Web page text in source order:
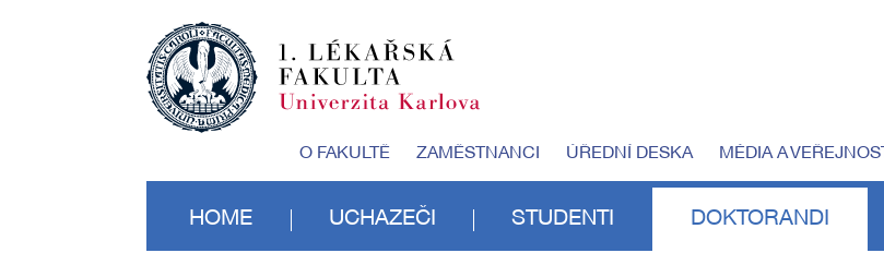
O FAKULTĚ ZAMĚSTNANCI ÚŘEDNÍ DESKA MÉDIA A VEŘEJNOST
HOME UCHAZEČI STUDENTI DOKTORANDI